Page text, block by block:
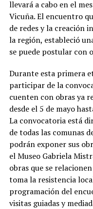
llevará a cabo en el
Vicuña. El encuentro
de redes y la creación
la región, estableció
se puede postular con
Durante esta primera
participar de la
cuenten con obras ya
desde el 5 de mayo
La convocatoria está
de todas las comunas
podrán exponer sus
el Museo Gabriela
obras que se
toma la resistencia
programación del
visitas guiadas y